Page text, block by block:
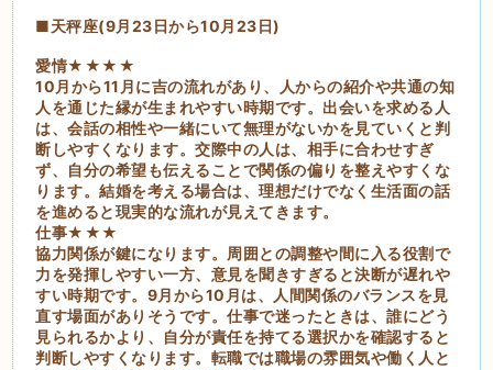
■天秤座(9月23日から10月23日)
愛情★★★★
10月から11月に吉の流れがあり、人からの紹介や共通の知
人を通じた縁が生まれやすい時期です。出会いを求める人
は、会話の相性や一緒にいて無理がないかを見ていくと判
断しやすくなります。交際中の人は、相手に合わせすぎ
ず、自分の希望も伝えることで関係の偏りを整えやすくな
ります。結婚を考える場合は、理想だけでなく生活面の話
を進めると現実的な流れが見えてきます。
仕事★★★
協力関係が鍵になります。周囲との調整や間に入る役割で
力を発揮しやすい一方、意見を聞きすぎると決断が遅れや
すい時期です。9月から10月は、人間関係のバランスを見
直す場面がありそうです。仕事で迷ったときは、誰にどう
見られるかより、自分が責任を持てる選択かを確認すると
判断しやすくなります。転職では職場の雰囲気や働く人と